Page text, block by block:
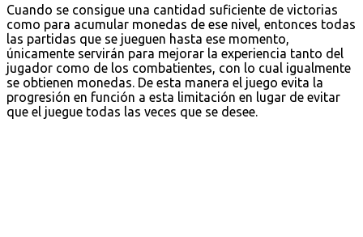
Cuando se consigue una cantidad suficiente de victorias
como para acumular monedas de ese nivel, entonces todas
las partidas que se jueguen hasta ese momento,
únicamente servirán para mejorar la experiencia tanto del
jugador como de los combatientes, con lo cual igualmente
se obtienen monedas. De esta manera el juego evita la
progresión en función a esta limitación en lugar de evitar
que el juegue todas las veces que se desee.